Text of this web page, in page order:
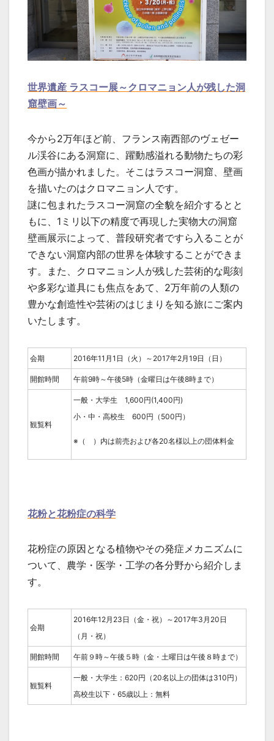
世界遺産 ラスコー展～クロマニョン人が残した洞
窟壁画～
今から2万年ほど前、フランス南西部のヴェゼー
ル渓谷にある洞窟に、躍動感溢れる動物たちの彩
色画が描かれました。そこはラスコー洞窟、壁画
を描いたのはクロマニョン人です。
謎に包まれたラスコー洞窟の全貌を紹介するとと
もに、1ミリ以下の精度で再現した実物大の洞窟
壁画展示によって、普段研究者ですら入ることが
できない洞窟内部の世界を体験することができま
す。また、クロマニョン人が残した芸術的な彫刻
や多彩な道具にも焦点をあて、2万年前の人類の
豊かな創造性や芸術のはじまりを知る旅にご案内
いたします。
会期 2016年11月1日（火）～2017年2月19日（日）
開館時間 午前9時～午後5時（金曜日は午後8時まで）
観覧料
一般・大学生 1,600円(1,400円)
小・中・高校生 600円（500円）
※（ ）内は前売および各20名様以上の団体料金
花粉と花粉症の科学
花粉症の原因となる植物やその発症メカニズムに
ついて、農学・医学・工学の各分野から紹介しま
す。
会期
2016年12月23日（金・祝）～2017年3月20日
（月・祝）
開館時間 午前９時～午後５時（金・土曜日は午後８時まで）
観覧料
一般・大学生：620円（20名以上の団体は310円）
高校生以下・65歳以上：無料